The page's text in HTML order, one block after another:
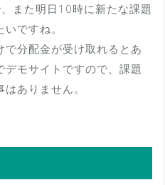
また明日10時に新たな課題
ですね。
分配金が受け取れるとあ
デモサイトですので、課題
ありません。